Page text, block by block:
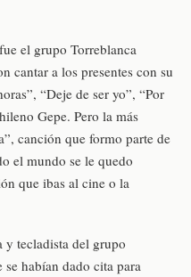
el grupo Torreblanca
cantar a los presentes con su
“Deje de ser yo”, “Por
Gepe. Pero la más
canción que formo parte de
el mundo se le quedo
que ibas al cine o la
y tecladista del grupo
se habían dado cita para